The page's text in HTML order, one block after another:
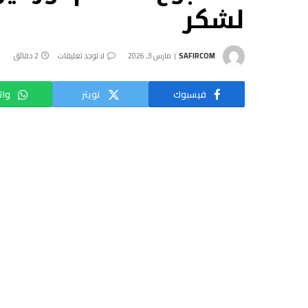
لشكر
SAFIRCOM مارس 3, 2026 لا توجد تعليقات 2 دقائق
فيسبوك تويتر